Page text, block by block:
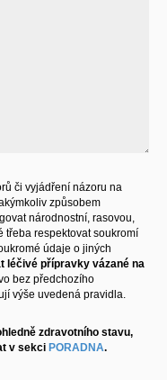
či vyjádření názoru na
způsobem
národnostní, rasovou,
třeba respektovat soukromí
údaje o jiných
léčivé přípravky vázané na
bez předchozího
výše uvedená pravidla.
zdravotního stavu,
v sekci PORADNA.